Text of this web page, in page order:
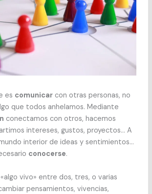
es comunicarcon otras personas, no
que todos anhelamos. Mediante
conectamos con otros, hacemos
intereses, gustos, proyectos… A
interior de ideas y sentimientos…
conocerse.
vivo» entre dos, tres, o varias
pensamientos, vivencias,